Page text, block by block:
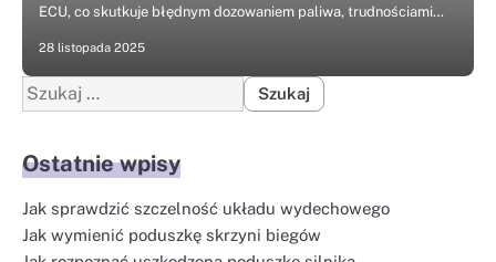
ECU, co skutkuje błędnym dozowaniem paliwa, trudnościami…
28 listopada 2025
Szukaj:
Ostatnie wpisy
Jak sprawdzić szczelność układu wydechowego
Jak wymienić poduszkę skrzyni biegów